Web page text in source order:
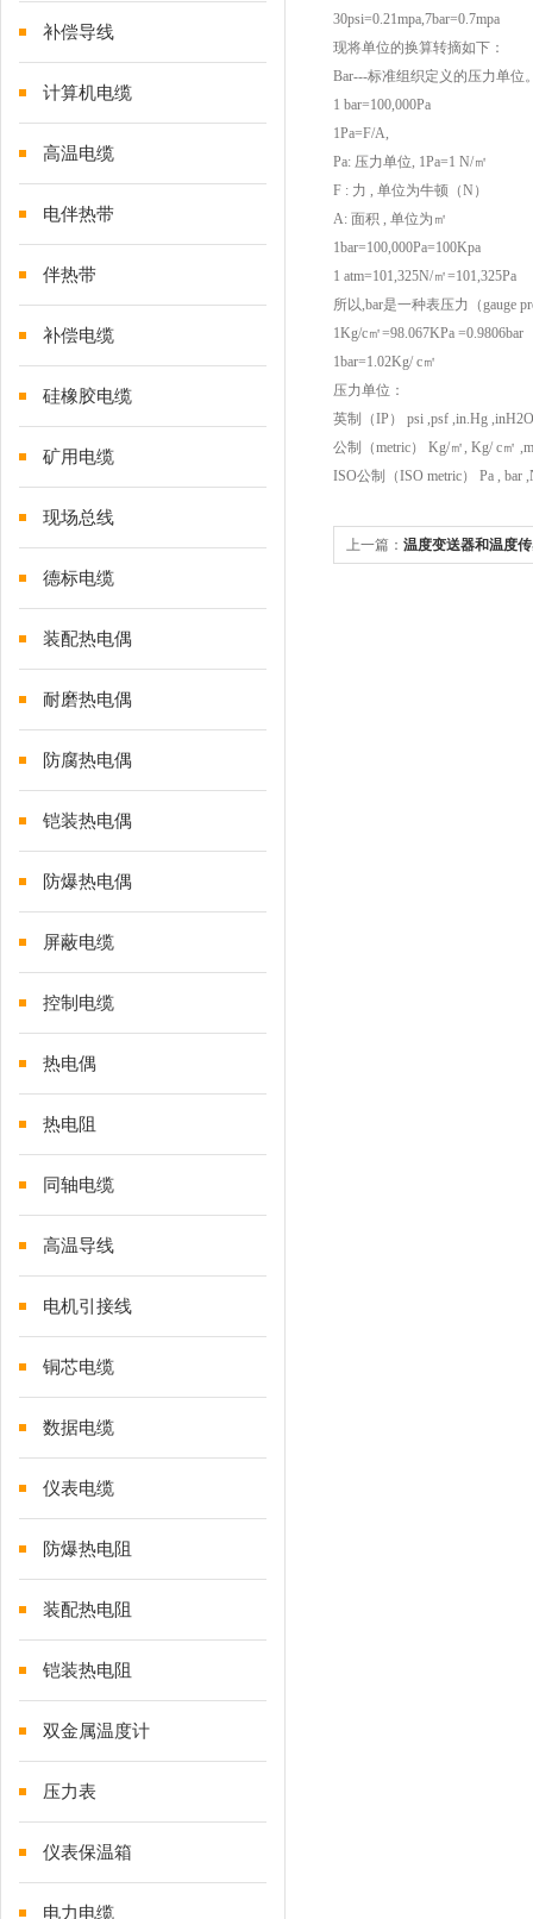
补偿导线
计算机电缆
高温电缆
电伴热带
伴热带
补偿电缆
硅橡胶电缆
矿用电缆
现场总线
德标电缆
装配热电偶
耐磨热电偶
防腐热电偶
铠装热电偶
防爆热电偶
屏蔽电缆
控制电缆
热电偶
热电阻
同轴电缆
高温导线
电机引接线
铜芯电缆
数据电缆
仪表电缆
防爆热电阻
装配热电阻
铠装热电阻
双金属温度计
压力表
仪表保温箱
电力电缆
30psi=0.21mpa,7bar=0.7mpa
现将单位的换算转摘如下：
Bar---标准组织定义的压力单位
1 bar=100,000Pa
1Pa=F/A,
Pa: 压力单位, 1Pa=1 N/㎡
F : 力 , 单位为牛顿（N）
A: 面积 , 单位为㎡
1bar=100,000Pa=100Kpa
1 atm=101,325N/㎡=101,325Pa
所以,bar是一种表压力（gauge
1Kg/c㎡=98.067KPa =0.9806bar
1bar=1.02Kg/ c㎡
压力单位：
英制（IP） psi ,psf ,in.Hg
公制（metric） Kg/㎡, Kg/ c㎡
ISO公制（ISO metric） Pa , bar
上一篇： 温度变送器和温度